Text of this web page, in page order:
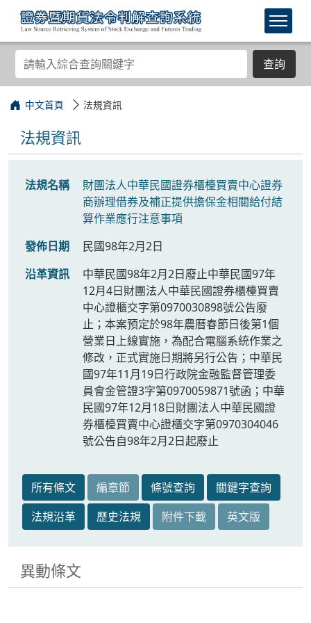
查詢
中文首頁 法規資訊
法規資訊
法規名稱
財團法人中華民國證券櫃檯買賣中心證券
商辦理借券及補正提供擔保金相關給付結
算作業應行注意事項
發佈日期
民國98年2月2日
沿革資訊
中華民國98年2月2日廢止中華民國97年
12月4日財團法人中華民國證券櫃檯買賣
中心證櫃交字第0970030898號公告廢
止；本案預定於98年農曆春節日後第1個
營業日上線實施，為配合電腦系統作業之
修改，正式實施日期將另行公告；中華民
國97年11月19日行政院金融監督管理委
員會金管證3字第0970059871號函；中華
民國97年12月18日財團法人中華民國證
券櫃檯買賣中心證櫃交字第0970304046
號公告自98年2月2日起廢止
所有條文 編章節 條號查詢
關鍵字查詢
法規沿革
歷史法規 附件下載 英文版
異動條文